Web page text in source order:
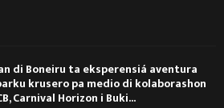
di Boneiru ta eksperensiá aventura
krusero pa medio di kolaborashon
Carnival Horizon i Buki...